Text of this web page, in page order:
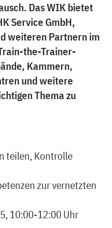
Das WIK bietet
Service GmbH,
weiteren Partnern im
the-Trainer-
Kammern,
und weitere
Thema zu
teilen, Kontrolle
zur vernetzten
10:00-12:00 Uhr